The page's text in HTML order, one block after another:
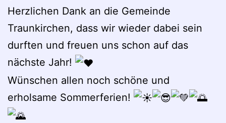
Herzlichen Dank an die Gemeinde
Traunkirchen, dass wir wieder dabei sein
durften und freuen uns schon auf das
nächste Jahr!
Wünschen allen noch schöne und
erholsame Sommerferien!